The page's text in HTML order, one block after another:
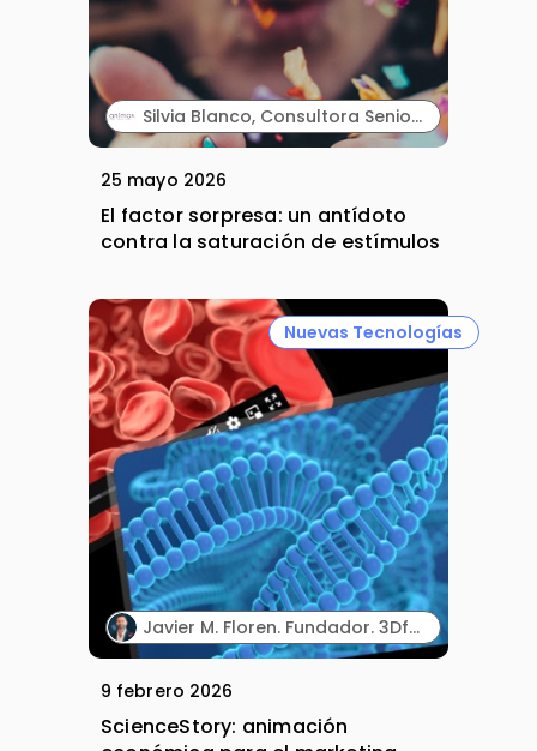
Silvia Blanco, Consultora Senior y Carla Vallès, Manager Senior. ANIMA.
25 mayo 2026
El factor sorpresa: un antídoto
contra la saturación de estímulos
Nuevas Tecnologías
Javier M. Floren. Fundador. 3DforScience.
9 febrero 2026
ScienceStory: animación